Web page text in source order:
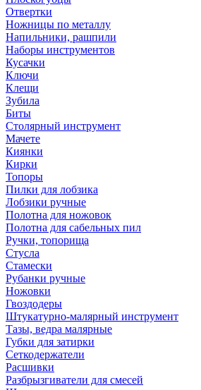
Отвертки
Ножницы по металлу
Напильники, рашпили
Наборы инструментов
Кусачки
Ключи
Клещи
Зубила
Биты
Столярный инструмент
Мачете
Киянки
Кирки
Топоры
Пилки для лобзика
Лобзики ручные
Полотна для ножовок
Полотна для сабельных пил
Ручки, топорища
Стусла
Стамески
Рубанки ручные
Ножовки
Гвоздодеры
Штукатурно-малярный инструмент
Тазы, ведра малярные
Губки для затирки
Сеткодержатели
Расшивки
Разбрызгиватели для смесей